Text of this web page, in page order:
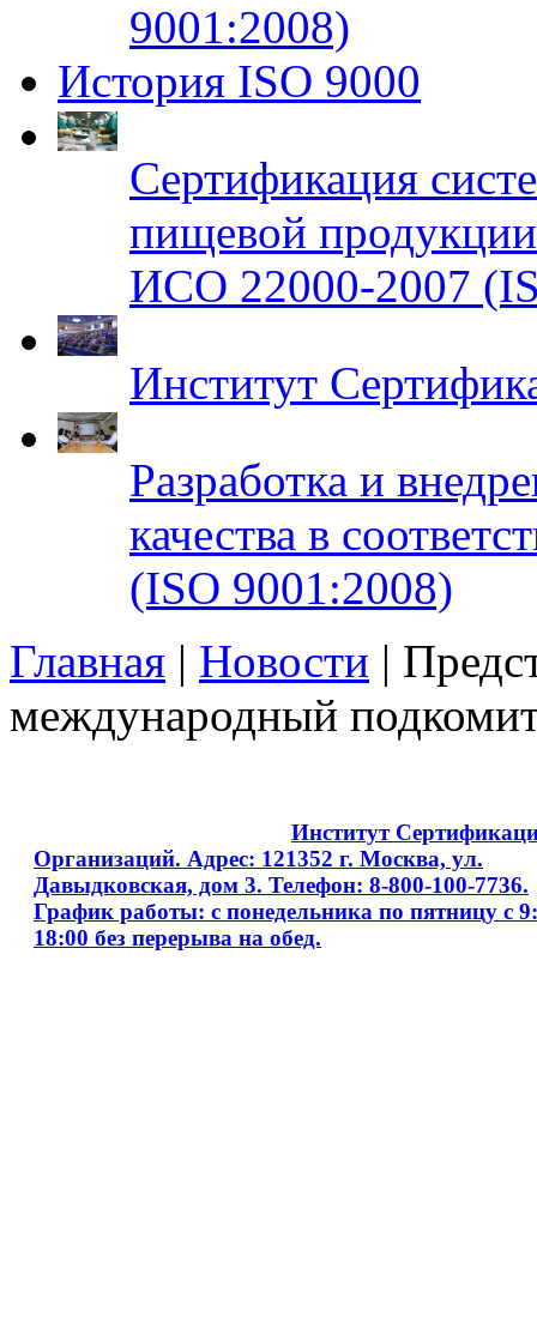
9001:2008)
История ISO 9000
Сертификация
пищевой
ИСО 22000-2007
Институт
Разработка и
качества в
(ISO 9001:2008)
Главная | Новости |
международный
Институт
Организаций. Адрес: 121352 г. Москва, ул.
Давыдковская, дом 3. Телефон: 8-800-100-7736.
График работы: с понедельника по пятницу с
18:00 без перерыва на обед.